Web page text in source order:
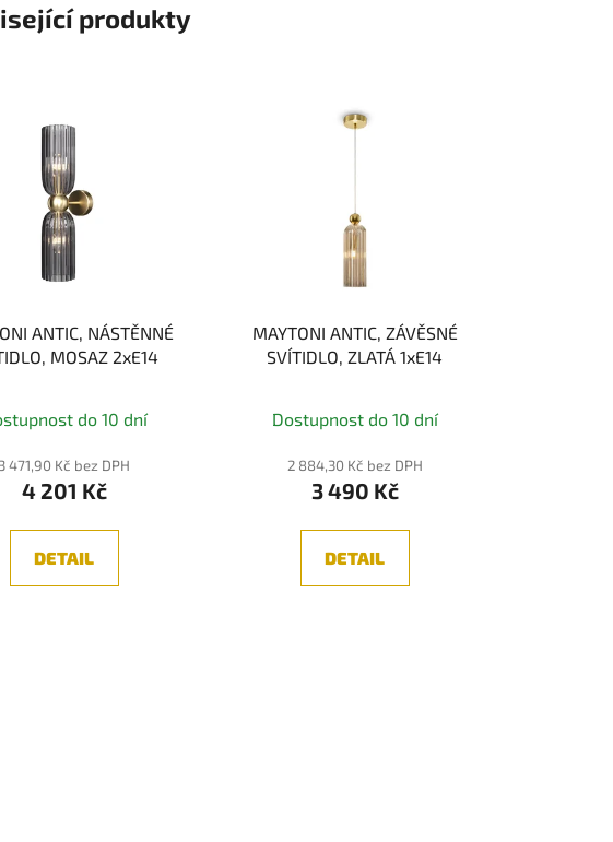
produkty
ANTIC, NÁSTĚNNÉ
MOSAZ 2xE14
do 10 dní
471,90 Kč bez DPH
4 201 Kč
DETAIL
MAYTONI ANTIC, ZÁVĚSNÉ
SVÍTIDLO, ZLATÁ 1xE14
Dostupnost do 10 dní
2 884,30 Kč bez DPH
3 490 Kč
DETAIL